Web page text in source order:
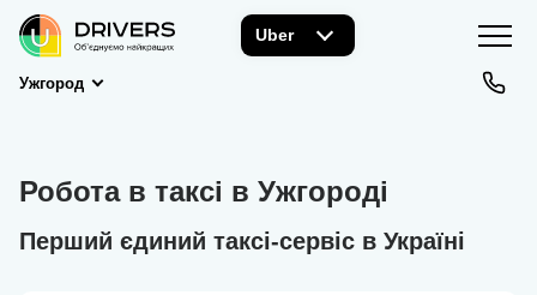
Uber
Ужгород
Робота в таксі в Ужгороді
Перший єдиний таксі-сервіс в Україні